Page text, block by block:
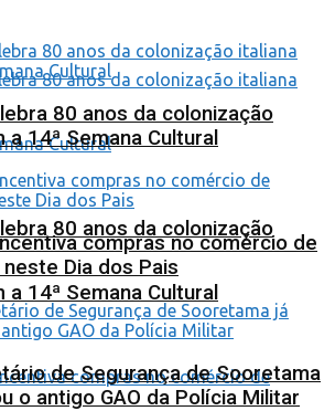
80 anos da colonização
a 14ª Semana Cultural
80 anos da colonização
a 14ª Semana Cultural
compras no comércio de
Dia dos Pais
de Segurança de Sooretama
o antigo GAO da Polícia Militar